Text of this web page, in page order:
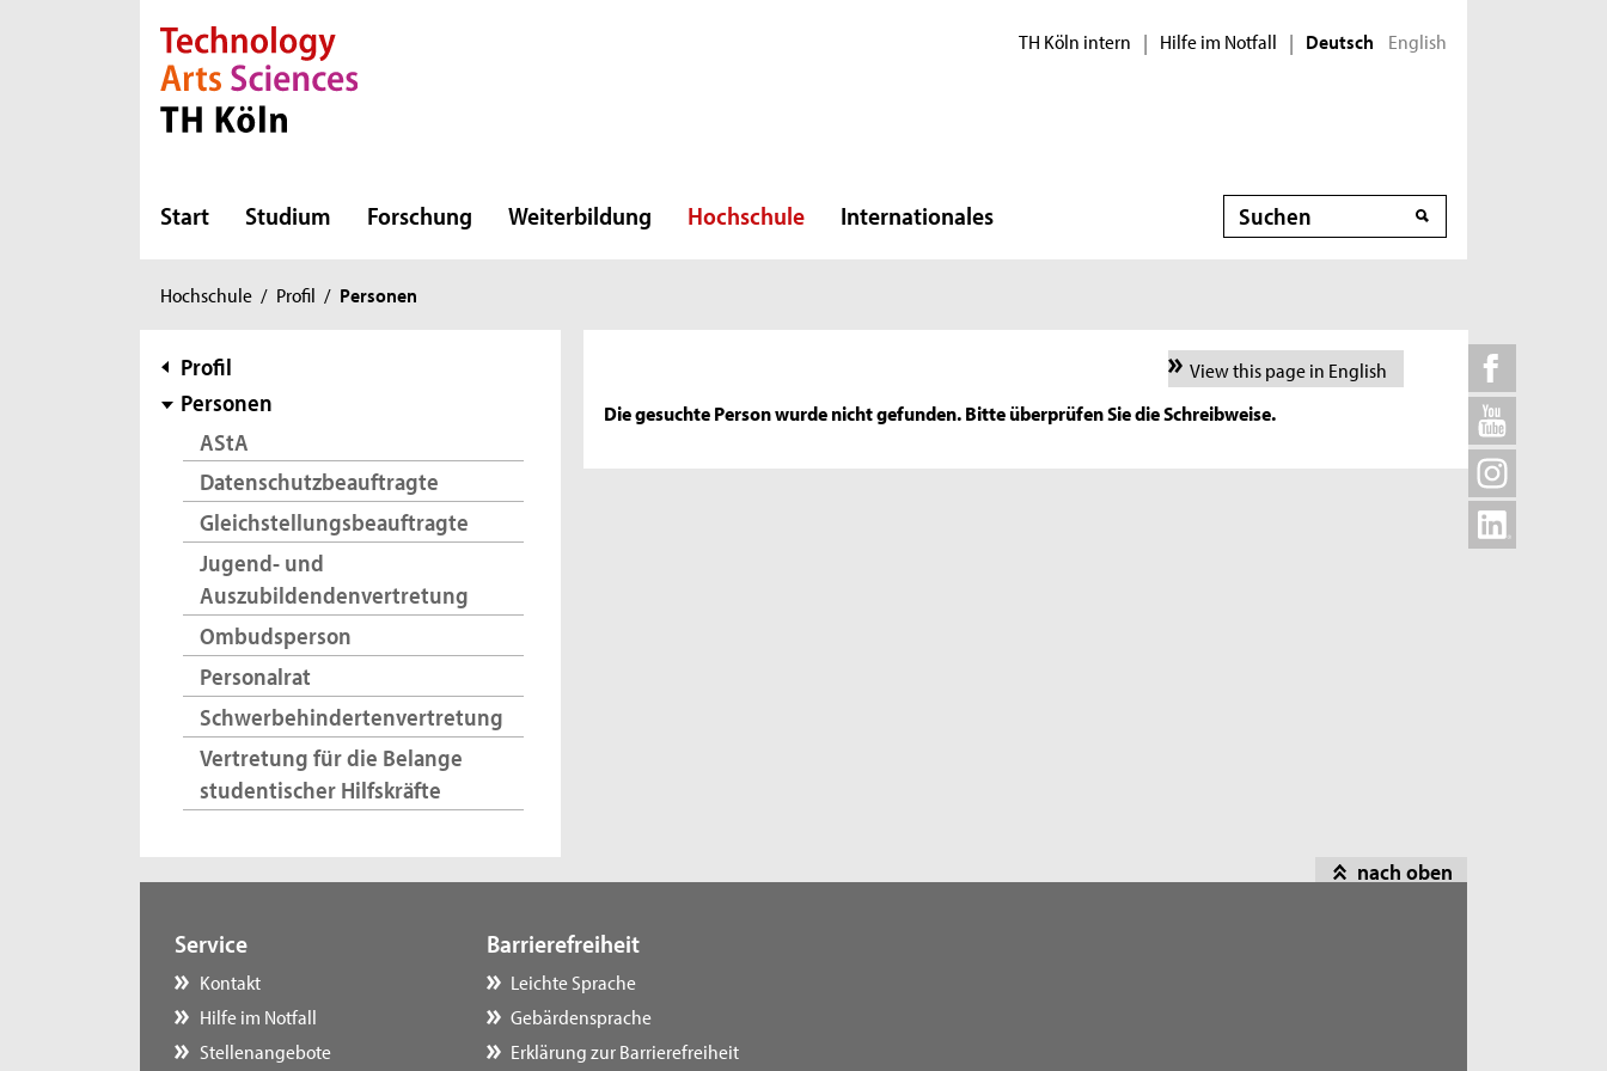
Direkt zur Hauptnavigation
Direkt zur Subnavigation
Direkt zum Inhalt
Direkt zum Fußbereich TH Köln intern | Hilfe im Notfall | Deutsch English
Start Studium Forschung Weiterbildung Hochschule Internationales Suche
Sie
hier:
Hochschule / Profil / Personen
Subnavigation
Profil
Personen
AStA
Datenschutzbeauftragte
Gleichstellungsbeauftragte
Jugend- und
Auszubildendenvertretung
Ombudsperson
Personalrat
Schwerbehindertenvertretung
Vertretung für die Belange
studentischer Hilfskräfte
View this page in English
Die gesuchte Person wurde nicht gefunden. Bitte überprüfen Sie die Schreibweise.
nach oben
Service
Kontakt
Hilfe im Notfall
Stellenangebote
Barrierefreiheit
Leichte Sprache
Gebärdensprache
Erklärung zur Barrierefreiheit